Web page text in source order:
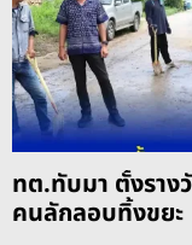
ทต.ทับมา ตั้งราง
คนลักลอบทิ้งขยะ